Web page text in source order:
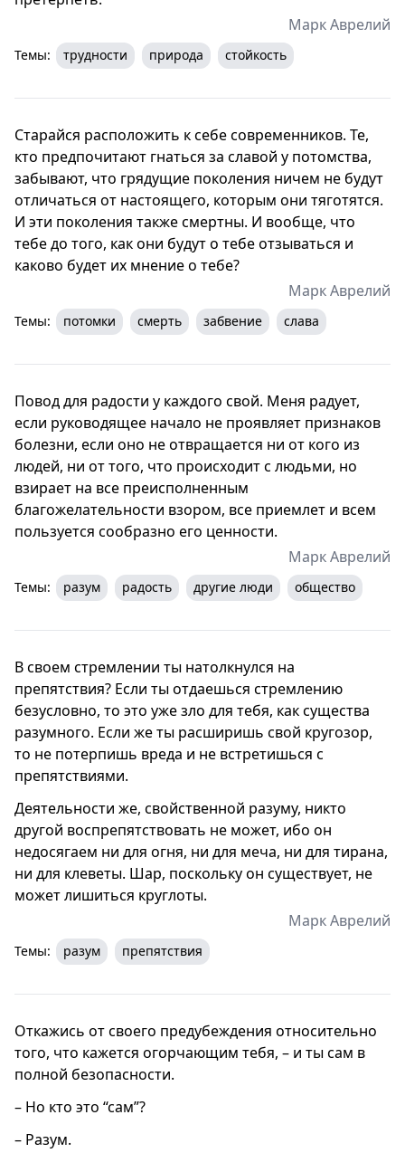
Марк Аврелий
Темы: трудности природа стойкость
Старайся расположить к себе современников. Те,
кто предпочитают гнаться за славой у потомства,
забывают, что грядущие поколения ничем не будут
отличаться от настоящего, которым они тяготятся.
И эти поколения также смертны. И вообще, что
тебе до того, как они будут о тебе отзываться и
каково будет их мнение о тебе?
Марк Аврелий
Темы: потомки смерть забвение слава
Повод для радости у каждого свой. Меня радует,
если руководящее начало не проявляет признаков
болезни, если оно не отвращается ни от кого из
людей, ни от того, что происходит с людьми, но
взирает на все преисполненным
благожелательности взором, все приемлет и всем
пользуется сообразно его ценности.
Марк Аврелий
Темы: разум радость другие люди общество
В своем стремлении ты натолкнулся на
препятствия? Если ты отдаешься стремлению
безусловно, то это уже зло для тебя, как существа
разумного. Если же ты расширишь свой кругозор,
то не потерпишь вреда и не встретишься с
препятствиями.
Деятельности же, свойственной разуму, никто
другой воспрепятствовать не может, ибо он
недосягаем ни для огня, ни для меча, ни для тирана,
ни для клеветы. Шар, поскольку он существует, не
может лишиться круглоты.
Марк Аврелий
Темы: разум препятствия
Откажись от своего предубеждения относительно
того, что кажется огорчающим тебя, – и ты сам в
полной безопасности.
– Но кто это “сам”?
– Разум.